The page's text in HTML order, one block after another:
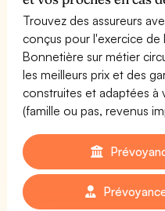
Trouvez des assureurs
conçus pour l'exercice
Bonnetière sur métier
les meilleurs prix et des
construites et adaptées
(famille ou pas, revenus